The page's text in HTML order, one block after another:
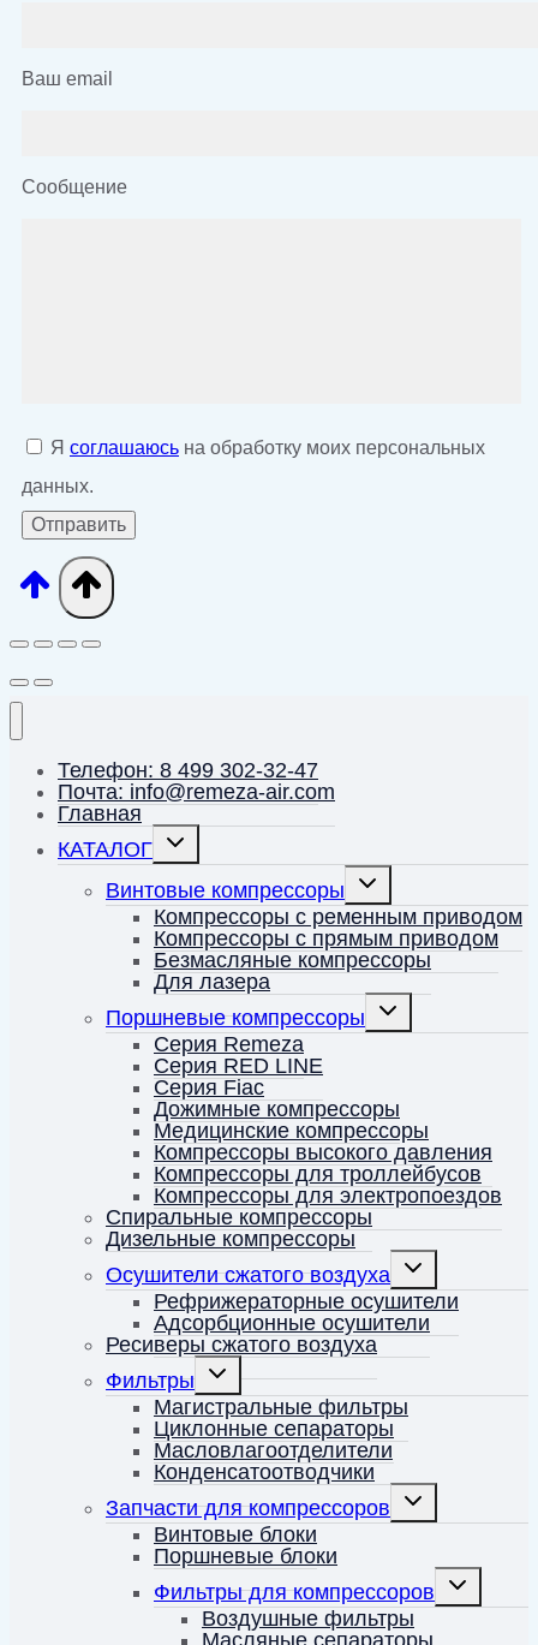
Ваш email
Сообщение
Я соглашаюсь на обработку моих персональных
данных.
Телефон: 8 499 302-32-47
Почта: info@remeza-air.com
Главная
КАТАЛОГ
Переключить
Винтовые компрессоры
Переключить
меню
Компрессоры с ременным приводом
Компрессоры с прямым приводом
Безмасляные компрессоры
Для лазера
Поршневые компрессоры
Переключить
Серия Remeza
Серия RED LINE
Серия Fiac
Дожимные компрессоры
Медицинские компрессоры
Компрессоры высокого давления
Компрессоры для троллейбусов
Компрессоры для электропоездов
Спиральные компрессоры
Дизельные компрессоры
Осушители сжатого воздуха
Переключить
меню
Рефрижераторные осушители
Адсорбционные осушители
Ресиверы сжатого воздуха
Фильтры
Переключить
дочернее
меню
Магистральные фильтры
Циклонные сепараторы
Масловлагоотделители
Конденсатоотводчики
Запчасти для компрессоров
Переключить
Винтовые блоки
Поршневые блоки
Фильтры для компрессоров
Переключить
Воздушные фильтры